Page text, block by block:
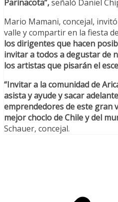
Parinacota”,señaló Daniel
Mario Mamani, concejal,
valle y compartir en la fiesta
los dirigentes que hacen
invitar a todos a degustar de
los artistas que pisarán el
“Invitar a la comunidad de
asista y ayude y sacar
emprendedores de este gran
mejor choclo de Chile y del
Schauer, concejal.